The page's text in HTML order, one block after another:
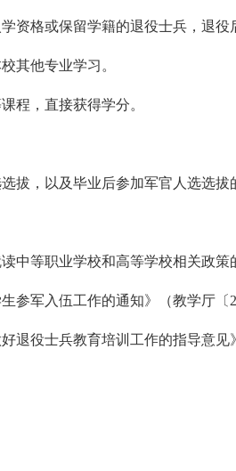
格或保留学籍的退役士兵，退役
其他专业学习。
，直接获得学分。
，以及毕业后参加军官人选选拔
等职业学校和高等学校相关政策
军入伍工作的通知》（教学厅〔
役士兵教育培训工作的指导意见